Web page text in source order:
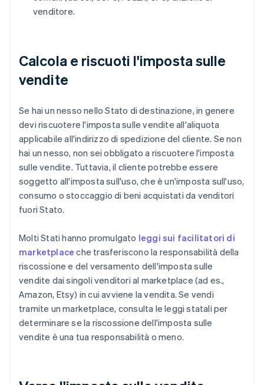
venditore.
Calcola e riscuoti l'imposta sulle
vendite
Se hai un nesso nello Stato di destinazione, in genere
devi riscuotere l'imposta sulle vendite all'aliquota
applicabile all'indirizzo di spedizione del cliente. Se non
hai un nesso, non sei obbligato a riscuotere l'imposta
sulle vendite. Tuttavia, il cliente potrebbe essere
soggetto all'imposta sull'uso, che è un'imposta sull'uso,
consumo o stoccaggio di beni acquistati da venditori
fuori Stato.
Molti Stati hanno promulgato leggi sui facilitatori di
marketplace che trasferiscono la responsabilità della
riscossione e del versamento dell'imposta sulle
vendite dai singoli venditori al marketplace (ad es.,
Amazon, Etsy) in cui avviene la vendita. Se vendi
tramite un marketplace, consulta le leggi statali per
determinare se la riscossione dell'imposta sulle
vendite è una tua responsabilità o meno.